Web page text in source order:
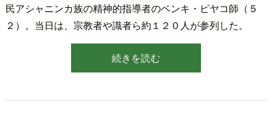
民アシャニンカ族の精神的指導者のベンキ・ピヤコ師（５
２）。当日は、宗教者や識者ら約１２０人が参列した。
続きを読む